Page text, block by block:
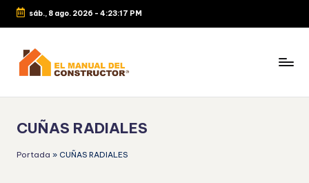
sáb., 8 ago. 2026 - 4:23:18 PM
CUÑAS RADIALES
Portada » CUÑAS RADIALES